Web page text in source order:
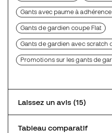
Gants avec paume à
Gants de gardien coupe Flat
Gants de gardien avec scratch
Promotions sur les gants de
Laissez un avis (15)
Tableau comparatif